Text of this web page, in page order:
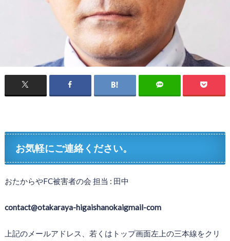
お気軽にご連絡ください。
おたからやFC被害者の会 担当 : 田中
contact@otakaraya-higaishanokaigmail-com
上記のメールアドレス、若くはトップ画面左上の三本線をクリ